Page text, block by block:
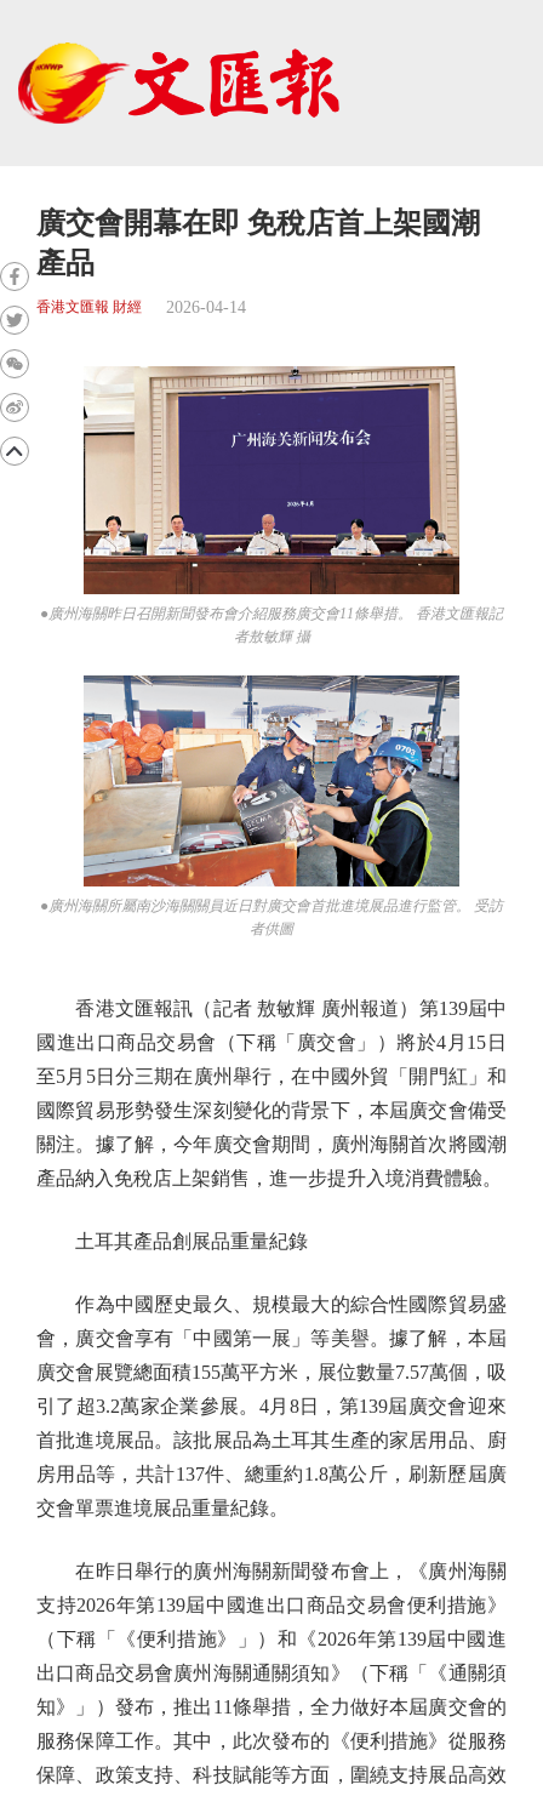
廣交會開幕在即 免稅店首上架國潮
產品
香港文匯報 財經 2026-04-14
●廣州海關昨日召開新聞發布會介紹服務廣交會11條舉措。 香港文匯報記
者敖敏輝 攝
●廣州海關所屬南沙海關關員近日對廣交會首批進境展品進行監管。 受訪
者供圖
香港文匯報訊（記者 敖敏輝 廣州報道）第139屆中
國進出口商品交易會（下稱「廣交會」）將於4月15日
至5月5日分三期在廣州舉行，在中國外貿「開門紅」和
國際貿易形勢發生深刻變化的背景下，本屆廣交會備受
關注。據了解，今年廣交會期間，廣州海關首次將國潮
產品納入免稅店上架銷售，進一步提升入境消費體驗。
土耳其產品創展品重量紀錄
作為中國歷史最久、規模最大的綜合性國際貿易盛
會，廣交會享有「中國第一展」等美譽。據了解，本屆
廣交會展覽總面積155萬平方米，展位數量7.57萬個，吸
引了超3.2萬家企業參展。4月8日，第139屆廣交會迎來
首批進境展品。該批展品為土耳其生產的家居用品、廚
房用品等，共計137件、總重約1.8萬公斤，刷新歷屆廣
交會單票進境展品重量紀錄。
在昨日舉行的廣州海關新聞發布會上，《廣州海關
支持2026年第139屆中國進出口商品交易會便利措施》
（下稱「《便利措施》」）和《2026年第139屆中國進
出口商品交易會廣州海關通關須知》（下稱「《通關須
知》」）發布，推出11條舉措，全力做好本屆廣交會的
服務保障工作。其中，此次發布的《便利措施》從服務
保障、政策支持、科技賦能等方面，圍繞支持展品高效